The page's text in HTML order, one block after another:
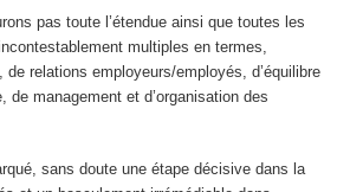
pas toute l’étendue ainsi que toutes les
multiples en termes,
de relations employeurs/employés, d’équilibre
de management et d’organisation des
sans doute une étape décisive dans la